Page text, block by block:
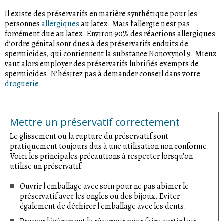
Il existe des préservatifs en matière synthétique pour les
personnesallergiquesau latex. Mais l’allergie n'est pas
forcément due au latex. Environ 90% des réactions allergiques
d’ordre génital sont dues à des préservatifs enduits de
spermicides, qui contiennent la substance Nonoxynol 9. Mieux
vaut alors employer des préservatifs lubrifiés exempts de
spermicides. N’hésitez pas à demander conseil dans votre
droguerie.
Mettre un préservatif correctement
Le glissement ou la rupture du préservatif sont
pratiquement toujours dus à une utilisation non conforme.
Voici les principales précautions à respecter lorsqu'on
utilise un préservatif:
Ouvrir l'emballage avec soin pour ne pas abîmer le
préservatif avec les ongles ou des bijoux. Eviter
également de déchirer l'emballage avec les dents.